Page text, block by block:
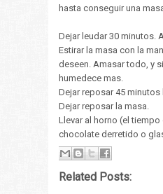
hasta conseguir una
Dejar leudar 30 minutos.
Estirar la masa con la
deseen. Amasar todo, y
humedece mas.
Dejar reposar 45
Dejar reposar la masa.
Llevar al horno (el
chocolate derretido o
Related Posts: